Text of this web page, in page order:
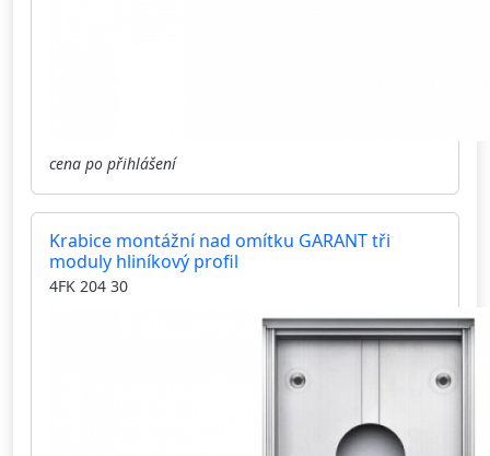
cena po přihlášení
Krabice montážní nad omítku GARANT tři
moduly hliníkový profil
4FK 204 30